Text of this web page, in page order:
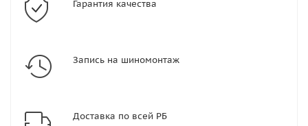
Гарантия качества
Запись на шиномонтаж
Доставка по всей РБ